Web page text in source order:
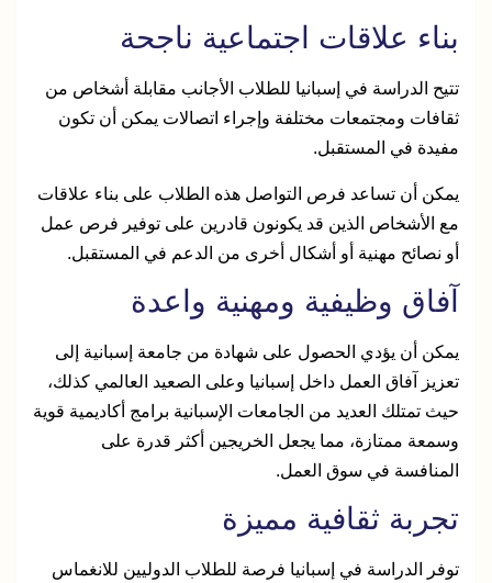
بناء علاقات اجتماعية ناجحة
تتيح الدراسة في إسبانيا للطلاب الأجانب مقابلة أشخاص من
ثقافات ومجتمعات مختلفة وإجراء اتصالات يمكن أن تكون
مفيدة في المستقبل.
يمكن أن تساعد فرص التواصل هذه الطلاب على بناء علاقات
مع الأشخاص الذين قد يكونون قادرين على توفير فرص عمل
أو نصائح مهنية أو أشكال أخرى من الدعم في المستقبل.
آفاق وظيفية ومهنية واعدة
يمكن أن يؤدي الحصول على شهادة من جامعة إسبانية إلى
تعزيز آفاق العمل داخل إسبانيا وعلى الصعيد العالمي كذلك،
حيث تمتلك العديد من الجامعات الإسبانية برامج أكاديمية قوية
وسمعة ممتازة، مما يجعل الخريجين أكثر قدرة على
المنافسة في سوق العمل.
تجربة ثقافية مميزة
توفر الدراسة في إسبانيا فرصة للطلاب الدوليين للانغماس